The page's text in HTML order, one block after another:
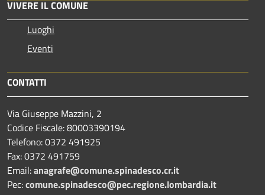
VIVERE IL COMUNE
Luoghi
Eventi
CONTATTI
Via Giuseppe Mazzini, 2
Codice Fiscale: 80003390194
Telefono:0372 491925
Fax:0372 491759
Email:anagrafe@comune.spinadesco.cr.it
Pec:comune.spinadesco@pec.regione.lombardia.it